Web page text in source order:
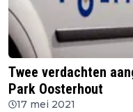
Twee verdachten
Park Oosterhout
17 mei 2021